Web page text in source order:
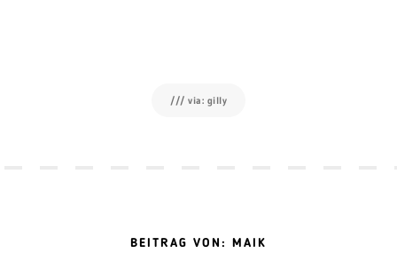
/// via: gilly
BEITRAG VON: MAIK